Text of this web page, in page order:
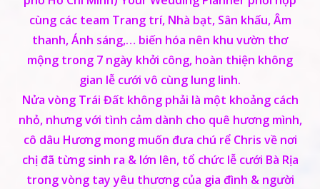
cùng các team Trang trí, Nhà bạt, Sân khấu, Âm
thanh, Ánh sáng,… biến hóa nên khu vườn thơ
mộng trong 7 ngày khởi công, hoàn thiện không
gian lễ cưới vô cùng lung linh.
Nửa vòng Trái Đất không phải là một khoảng cách
nhỏ, nhưng với tình cảm dành cho quê hương mình,
cô dâu Hương mong muốn đưa chú rể Chris về nơi
chị đã từng sinh ra & lớn lên, tổ chức lễ cưới Bà Rịa
trong vòng tay yêu thương của gia đình & người